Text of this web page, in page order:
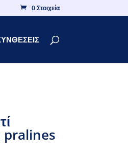
0 Στοιχεία
pralines